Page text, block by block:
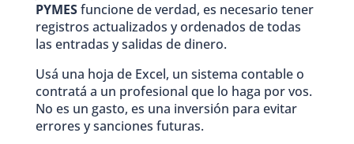
PYMESfuncione de verdad, es necesario tener
registros actualizados y ordenados de todas
las entradas y salidas de dinero.
Usá una hoja de Excel, un sistema contable o
contratá a un profesional que lo haga por vos.
No es un gasto, es una inversión para evitar
errores y sanciones futuras.